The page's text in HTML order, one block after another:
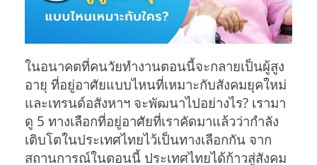
ในอนาคตที่คนวัยทำงานตอนนี้จะกลายเป็นผู้สูง
อายุ ที่อยู่อาศัยแบบไหนที่เหมาะกับสังคมยุคใหม่
และเทรนด์อสังหาฯ จะพัฒนาไปอย่างไร? เรามา
ดู 5 ทางเลือกที่อยู่อาศัยที่เราคัดมาแล้วว่ากำลัง
เติบโตในประเทศไทยไว้เป็นทางเลือกกัน จาก
สถานการณ์ในตอนนี้ ประเทศไทยได้ก้าวสู่สังคม